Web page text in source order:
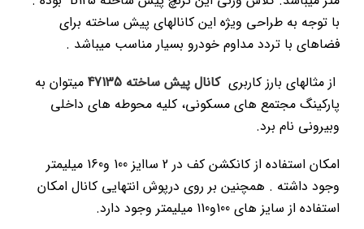
با توجه به طراحی ویژه این کانالهای پیش ساخته برای
فضاهای با تردد مداوم خودرو بسیار مناسب میباشد .
از مثالهای بارز کاربریکانال پیش ساخته 47135
میتوان به
پارکینگ مجتمع های مسکونی، کلیه محوطه های داخلی
وبیرونی نام برد.
امکان استفاده از کانکشن کف در 2 ساایز 100 و160 میلیمتر
وجود داشته . همچنین بر روی درپوش انتهایی کانال امکان
استفاده از سایز های 100و110 میلیمتر وجود دارد.